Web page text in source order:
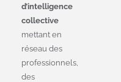
d’intelligence
collective
mettant en
réseau des
professionnels,
des